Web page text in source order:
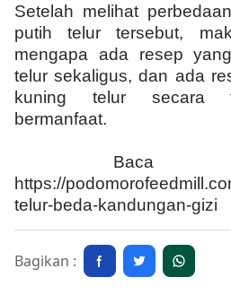
Setelah melihat
putih telur tersebut,
mengapa ada resep
telur sekaligus, dan ada
kuning telur secara
bermanfaat.
Baca
https://
telur-beda-kandungan-gizi
Bagikan :